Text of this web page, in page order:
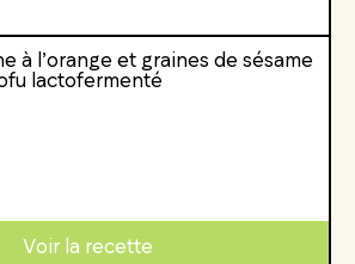
à l’orange et graines de sésame
lactofermenté
Voir la recette